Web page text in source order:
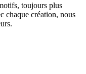
toujours plus
chaque création, nous